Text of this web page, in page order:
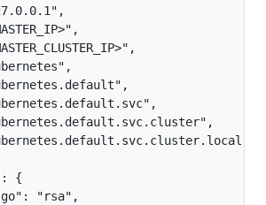
{
"rsa",